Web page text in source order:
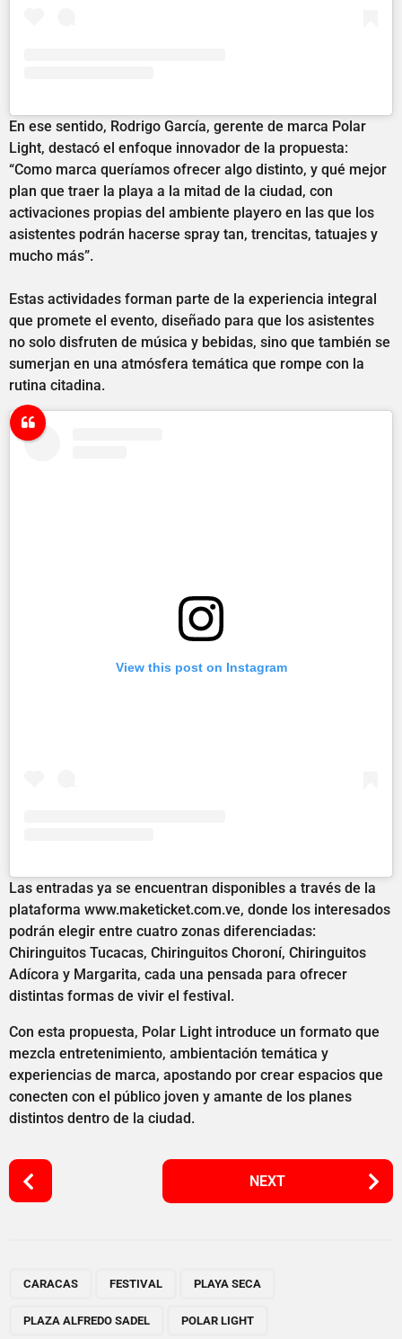
En ese sentido, Rodrigo García, gerente de marca Polar
Light, destacó el enfoque innovador de la propuesta:
“Como marca queríamos ofrecer algo distinto, y qué mejor
plan que traer la playa a la mitad de la ciudad, con
activaciones propias del ambiente playero en las que los
asistentes podrán hacerse spray tan, trencitas, tatuajes y
mucho más”.
Estas actividades forman parte de la experiencia integral
que promete el evento, diseñado para que los asistentes
no solo disfruten de música y bebidas, sino que también se
sumerjan en una atmósfera temática que rompe con la
rutina citadina.
View this post on Instagram
Las entradas ya se encuentran disponibles a través de la
plataforma www.maketicket.com.ve, donde los interesados
podrán elegir entre cuatro zonas diferenciadas:
Chiringuitos Tucacas, Chiringuitos Choroní, Chiringuitos
Adícora y Margarita, cada una pensada para ofrecer
distintas formas de vivir el festival.
Con esta propuesta, Polar Light introduce un formato que
mezcla entretenimiento, ambientación temática y
experiencias de marca, apostando por crear espacios que
conecten con el público joven y amante de los planes
distintos dentro de la ciudad.
P
o
NEXT
CARACAS FESTIVAL PLAYA SECA
PLAZA ALFREDO SADEL POLAR LIGHT